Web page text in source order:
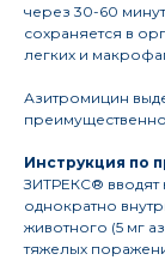
через 30-60
сохраняется в
легких и
Азитромицин
Инструкция по
ЗИТРЕКС® вводят
однократно
животного (5 мг
тяжелых